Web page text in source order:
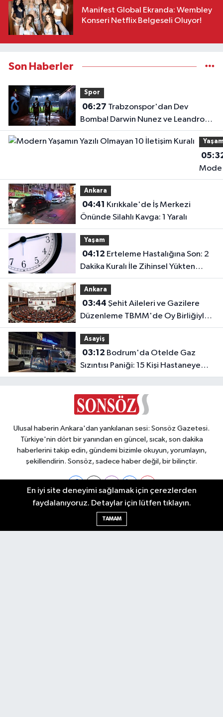
Manifest Global Ekranda: Wembley
Konseri Netflix Belgeseli Oluyor!
Son Haberler
Spor
06:27
Bomba! Darwin Nunez ve Leandro
Paredes Hamlesi!
Ankara
04:41
Önünde Silahlı Kavga: 1 Yaralı
Yaşam
04:12
Dakika Kuralı İle Zihinsel Yükten
Kurtulun
Ankara
03:44
Düzenleme TBMM'de Oy Birliğiyle
Kabul Edildi
Asayiş
03:12
Sızıntısı Paniği: 15 Kişi Hastaneye
Kaldırıldı
Ulusal haberin Ankara'dan yankılanan sesi: Sonsöz Gazetesi.
Türkiye'nin dört bir yanından en güncel, sıcak, son dakika
haberlerini takip edin, gündemi bizimle okuyun, yorumlayın,
şekillendirin. Sonsöz, sadece haber değil, bir bilinçtir.
Ankara Nöbetçi Eczaneler
En iyi site deneyimi sağlamak için çerezlerden
faydalanıyoruz. Detaylar için lütfen tıklayın.
TAMAM